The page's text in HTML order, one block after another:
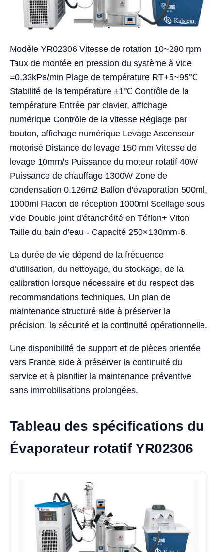
Modèle YR02306 Vitesse de rotation 10~280 rpm
Taux de montée en pression du système à vide
=0,33kPa/min Plage de température RT+5~95℃
Stabilité de la température ±1℃ Contrôle de la
température Entrée par clavier, affichage
numérique Contrôle de la vitesse Réglage par
bouton, affichage numérique Levage Ascenseur
motorisé Distance de levage 150 mm Vitesse de
levage 10mm/s Puissance du moteur rotatif 40W
Puissance de chauffage 1300W Zone de
condensation 0.126m2 Ballon d'évaporation 500ml,
1000ml Flacon de réception 1000ml Scellage sous
vide Double joint d'étanchéité en Téflon+ Viton
Taille du bain d'eau - Capacité 250×130mm-6.
La durée de vie dépend de la fréquence
d’utilisation, du nettoyage, du stockage, de la
calibration lorsque nécessaire et du respect des
recommandations techniques. Un plan de
maintenance structuré aide à préserver la
précision, la sécurité et la continuité opérationnelle.
Une disponibilité de support et de pièces orientée
vers France aide à préserver la continuité du
service et à planifier la maintenance préventive
sans immobilisations prolongées.
Tableau des spécifications du
Évaporateur rotatif YR02306